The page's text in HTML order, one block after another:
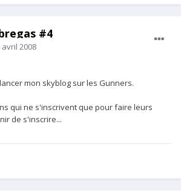
#4
avril 2008
mon skyblog sur les Gunners.
qui ne s'inscrivent que pour faire leurs
de s'inscrire...